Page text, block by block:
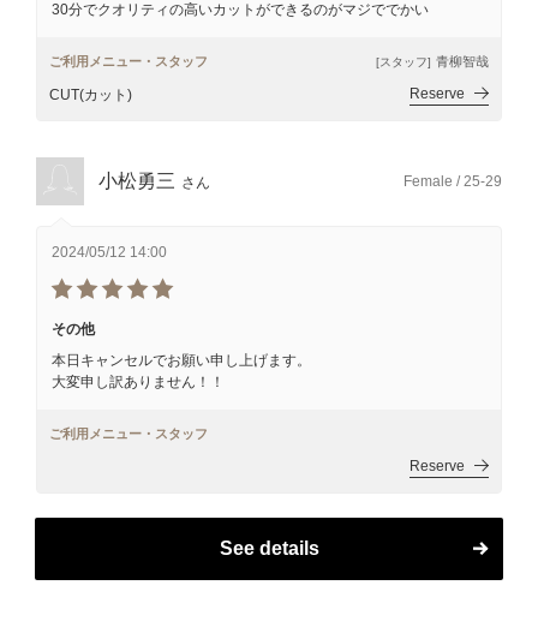
30分でクオリティの高いカットができるのがマジででかい
ご利用メニュー・スタッフ [スタッフ] 青柳智哉
CUT(カット) Reserve
小松勇三 さん Female / 25-29
2024/05/12 14:00
その他
本日キャンセルでお願い申し上げます。
大変申し訳ありません！！
ご利用メニュー・スタッフ
Reserve
See details